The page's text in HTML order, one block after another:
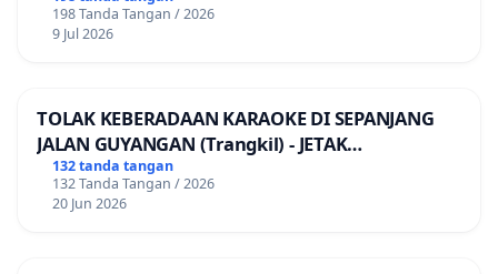
198 Tanda Tangan / 2026
9 Jul 2026
TOLAK KEBERADAAN KARAOKE DI SEPANJANG
JALAN GUYANGAN (Trangkil) - JETAK
(Wedarijaksa) Kab. PATI
132 tanda tangan
132 Tanda Tangan / 2026
20 Jun 2026